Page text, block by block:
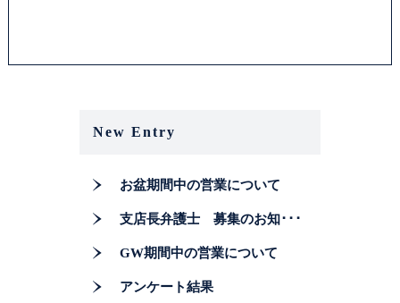
弁護士ブログ
プライバシーポリシー
お電話はこちらから
New Entry
お盆期間中の営業について
支店長弁護士 募集のお知･･･
GW期間中の営業について
アンケート結果